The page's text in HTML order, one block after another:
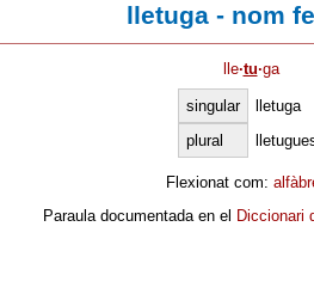
lletuga - nom
lle·tu·ga
singular
lletuga
plural
Flexionat com:
Paraula documentada en el Diccionari